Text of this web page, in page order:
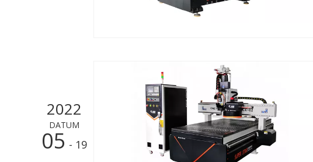
2022
DATUM
05 - 19